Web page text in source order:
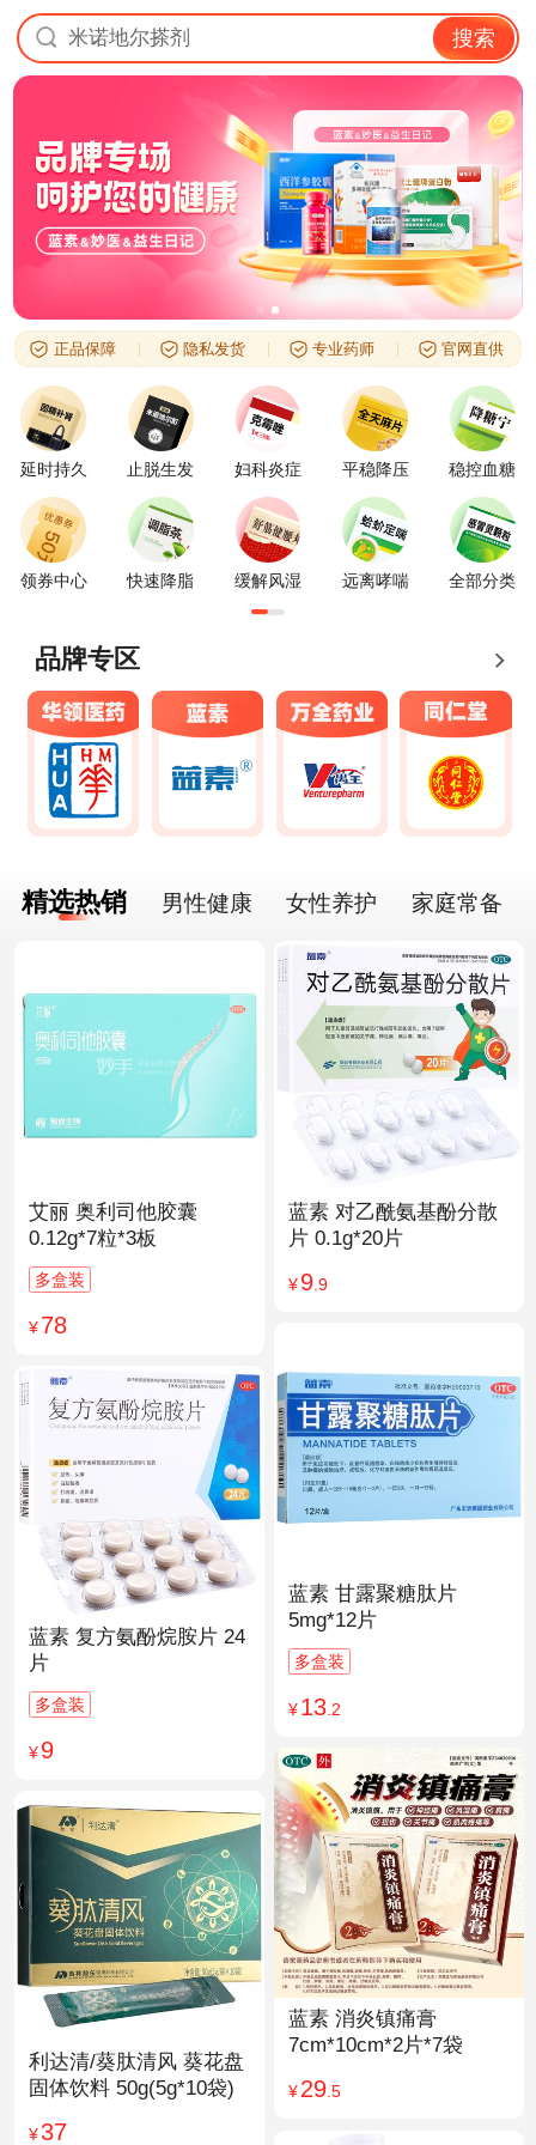
米诺地尔搽剂 搜索
正品保障 隐私发货 专业药师 官网直供
延时持久 止脱生发 妇科炎症 平稳降压 稳控血糖
领券中心 快速降脂 缓解风湿 远离哮喘 全部分类
品牌专区
精选热销 男性健康 女性养护 家庭常备
艾丽 奥利司他胶囊
0.12g*7粒*3板
多盒装
¥78
蓝素 对乙酰氨基酚分散
片 0.1g*20片
¥9.9
蓝素 甘露聚糖肽片
5mg*12片
多盒装
¥13.2
蓝素 复方氨酚烷胺片 24
片
多盒装
¥9
蓝素 消炎镇痛膏
7cm*10cm*2片*7袋
¥29.5
利达清/葵肽清风 葵花盘
固体饮料 50g(5g*10袋)
¥37